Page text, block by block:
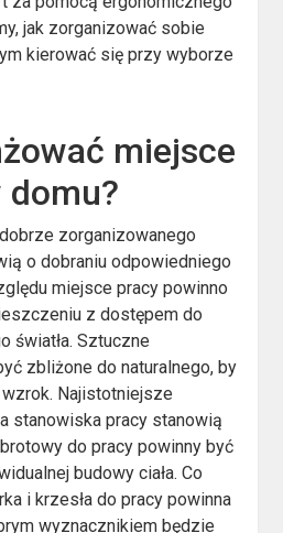
jak zorganizować sobie
kierować się przy wyborze
miejsce
domu?
zorganizowanego
o dobraniu odpowiedniego
miejsce pracy powinno
z dostępem do
światła. Sztuczne
zbliżone do naturalnego, by
wzrok. Najistotniejsze
stanowiska pracy stanowią
do pracy powinny być
budowy ciała. Co
i krzesła do pracy powinna
wyznacznikiem będzie